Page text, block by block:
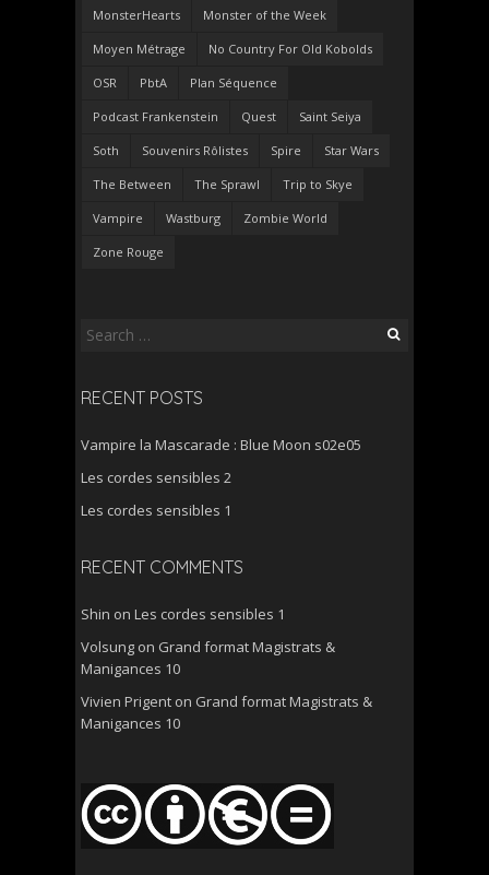
MonsterHearts Monster of the Week
Moyen Métrage No Country For Old Kobolds
OSR PbtA Plan Séquence
Podcast Frankenstein Quest Saint Seiya
Soth Souvenirs Rôlistes Spire Star Wars
The Between The Sprawl Trip to Skye
Vampire Wastburg Zombie World
Zone Rouge
Search
RECENT POSTS
Vampire la Mascarade : Blue Moon s02e05
Les cordes sensibles 2
Les cordes sensibles 1
RECENT COMMENTS
Shin on Les cordes sensibles 1
Volsung on Grand format Magistrats &
Manigances 10
Vivien Prigent on Grand format Magistrats &
Manigances 10